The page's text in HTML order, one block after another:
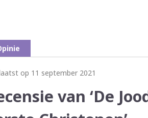
op 11 september 2021
van ‘De